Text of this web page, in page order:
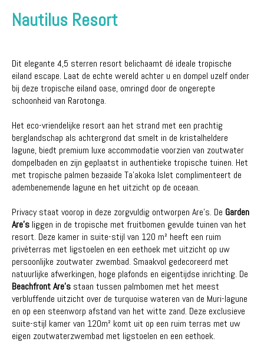
Nautilus Resort
Dit elegante 4,5 sterren resort belichaamt dé ideale tropische
eiland escape. Laat de echte wereld achter u en dompel uzelf onder
bij deze tropische eiland oase, omringd door de ongerepte
schoonheid van Rarotonga.
Het eco-vriendelijke resort aan het strand met een prachtig
berglandschap als achtergrond dat smelt in de kristalheldere
lagune, biedt premium luxe accommodatie voorzien van zoutwater
dompelbaden en zijn geplaatst in authentieke tropische tuinen. Het
met tropische palmen bezaaide Ta'akoka Islet complimenteert de
adembenemende lagune en het uitzicht op de oceaan.
Privacy staat voorop in deze zorgvuldig ontworpen Are's. De Garden
Are's liggen in de tropische met fruitbomen gevulde tuinen van het
resort. Deze kamer in suite-stijl van 120 m² heeft een ruim
privéterras met ligstoelen en een eethoek met uitzicht op uw
persoonlijke zoutwater zwembad. Smaakvol gedecoreerd met
natuurlijke afwerkingen, hoge plafonds en eigentijdse inrichting. De
Beachfront Are's staan tussen palmbomen met het meest
verbluffende uitzicht over de turquoise wateren van de Muri-lagune
en op een steenworp afstand van het witte zand. Deze exclusieve
suite-stijl kamer van 120m² komt uit op een ruim terras met uw
eigen zoutwaterzwembad met ligstoelen en een eethoek.